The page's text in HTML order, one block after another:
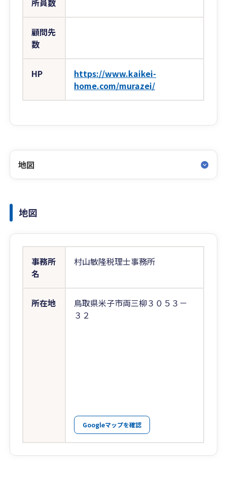
所員数
顧問先
数
HP
https://www.kaikei-
home.com/murazei/
地図
地図
事務所
名
村山敏隆税理士事務所
所在地
鳥取県米子市両三柳３０５３－
３２
Googleマップを確認